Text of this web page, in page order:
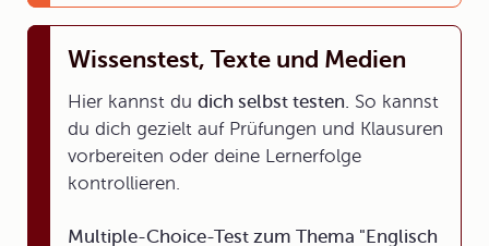
Wissenstest, Texte und Medien
Hier kannst du dich selbst testen. So kannst
du dich gezielt auf Prüfungen und Klausuren
vorbereiten oder deine Lernerfolge
kontrollieren.
Multiple-Choice-Test zum Thema "Englisch